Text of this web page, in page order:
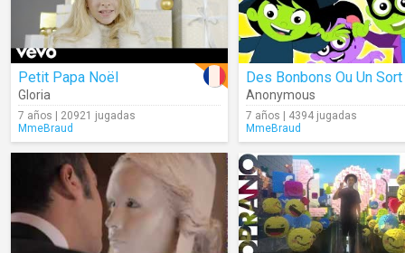
Petit Papa Noël
Gloria
7 años | 20921 jugadas
MmeBraud
Des Bonbons Ou Un Sort
Anonymous
7 años | 4394 jugadas
MmeBraud